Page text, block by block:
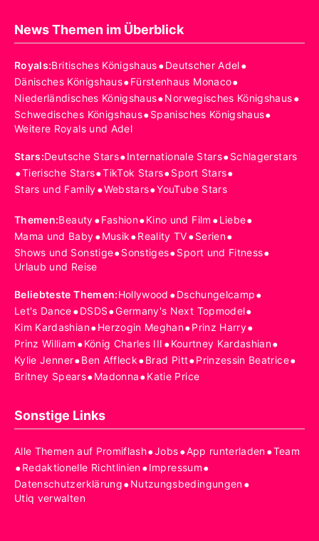
News Themen im Überblick
Royals:Britisches Königshaus•Deutscher Adel•
Dänisches Königshaus•Fürstenhaus Monaco•
Niederländisches Königshaus•Norwegisches Königshaus•
Schwedisches Königshaus•Spanisches Königshaus•
Weitere Royals und Adel
Stars:Deutsche Stars•Internationale Stars•Schlagerstars
•Tierische Stars•TikTok Stars•Sport Stars•
Stars und Family•Webstars•YouTube Stars
Themen:Beauty•Fashion•Kino und Film •Liebe•
Mama und Baby•Musik•Reality TV•Serien•
Shows und Sonstige•Sonstiges•Sport und Fitness•
Urlaub und Reise
Beliebteste Themen:Hollywood •Dschungelcamp•
Let's Dance•DSDS•Germany's Next Topmodel•
Kim Kardashian•Herzogin Meghan•Prinz Harry•
Prinz William •König Charles III •Kourtney Kardashian•
Kylie Jenner•Ben Affleck•Brad Pitt•Prinzessin Beatrice•
Britney Spears•Madonna•Katie Price
Sonstige Links
Alle Themen auf Promiflash•Jobs•App runterladen•Team
•Redaktionelle Richtlinien•Impressum•
Datenschutzerklärung•Nutzungsbedingungen•
Utiq verwalten